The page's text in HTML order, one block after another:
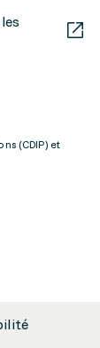
(CDIP) et